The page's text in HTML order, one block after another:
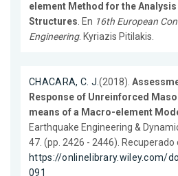
element Method for the
Structures. En 16th European
Engineering. Kyriazis Pitilakis.
CHACARA, C. J.(2018).
Response of Unreinforced
means of a Macro-element
Earthquake Engineering &
47. (pp. 2426 - 2446). Recuperado
https://onlinelibrary.wiley.com/
091